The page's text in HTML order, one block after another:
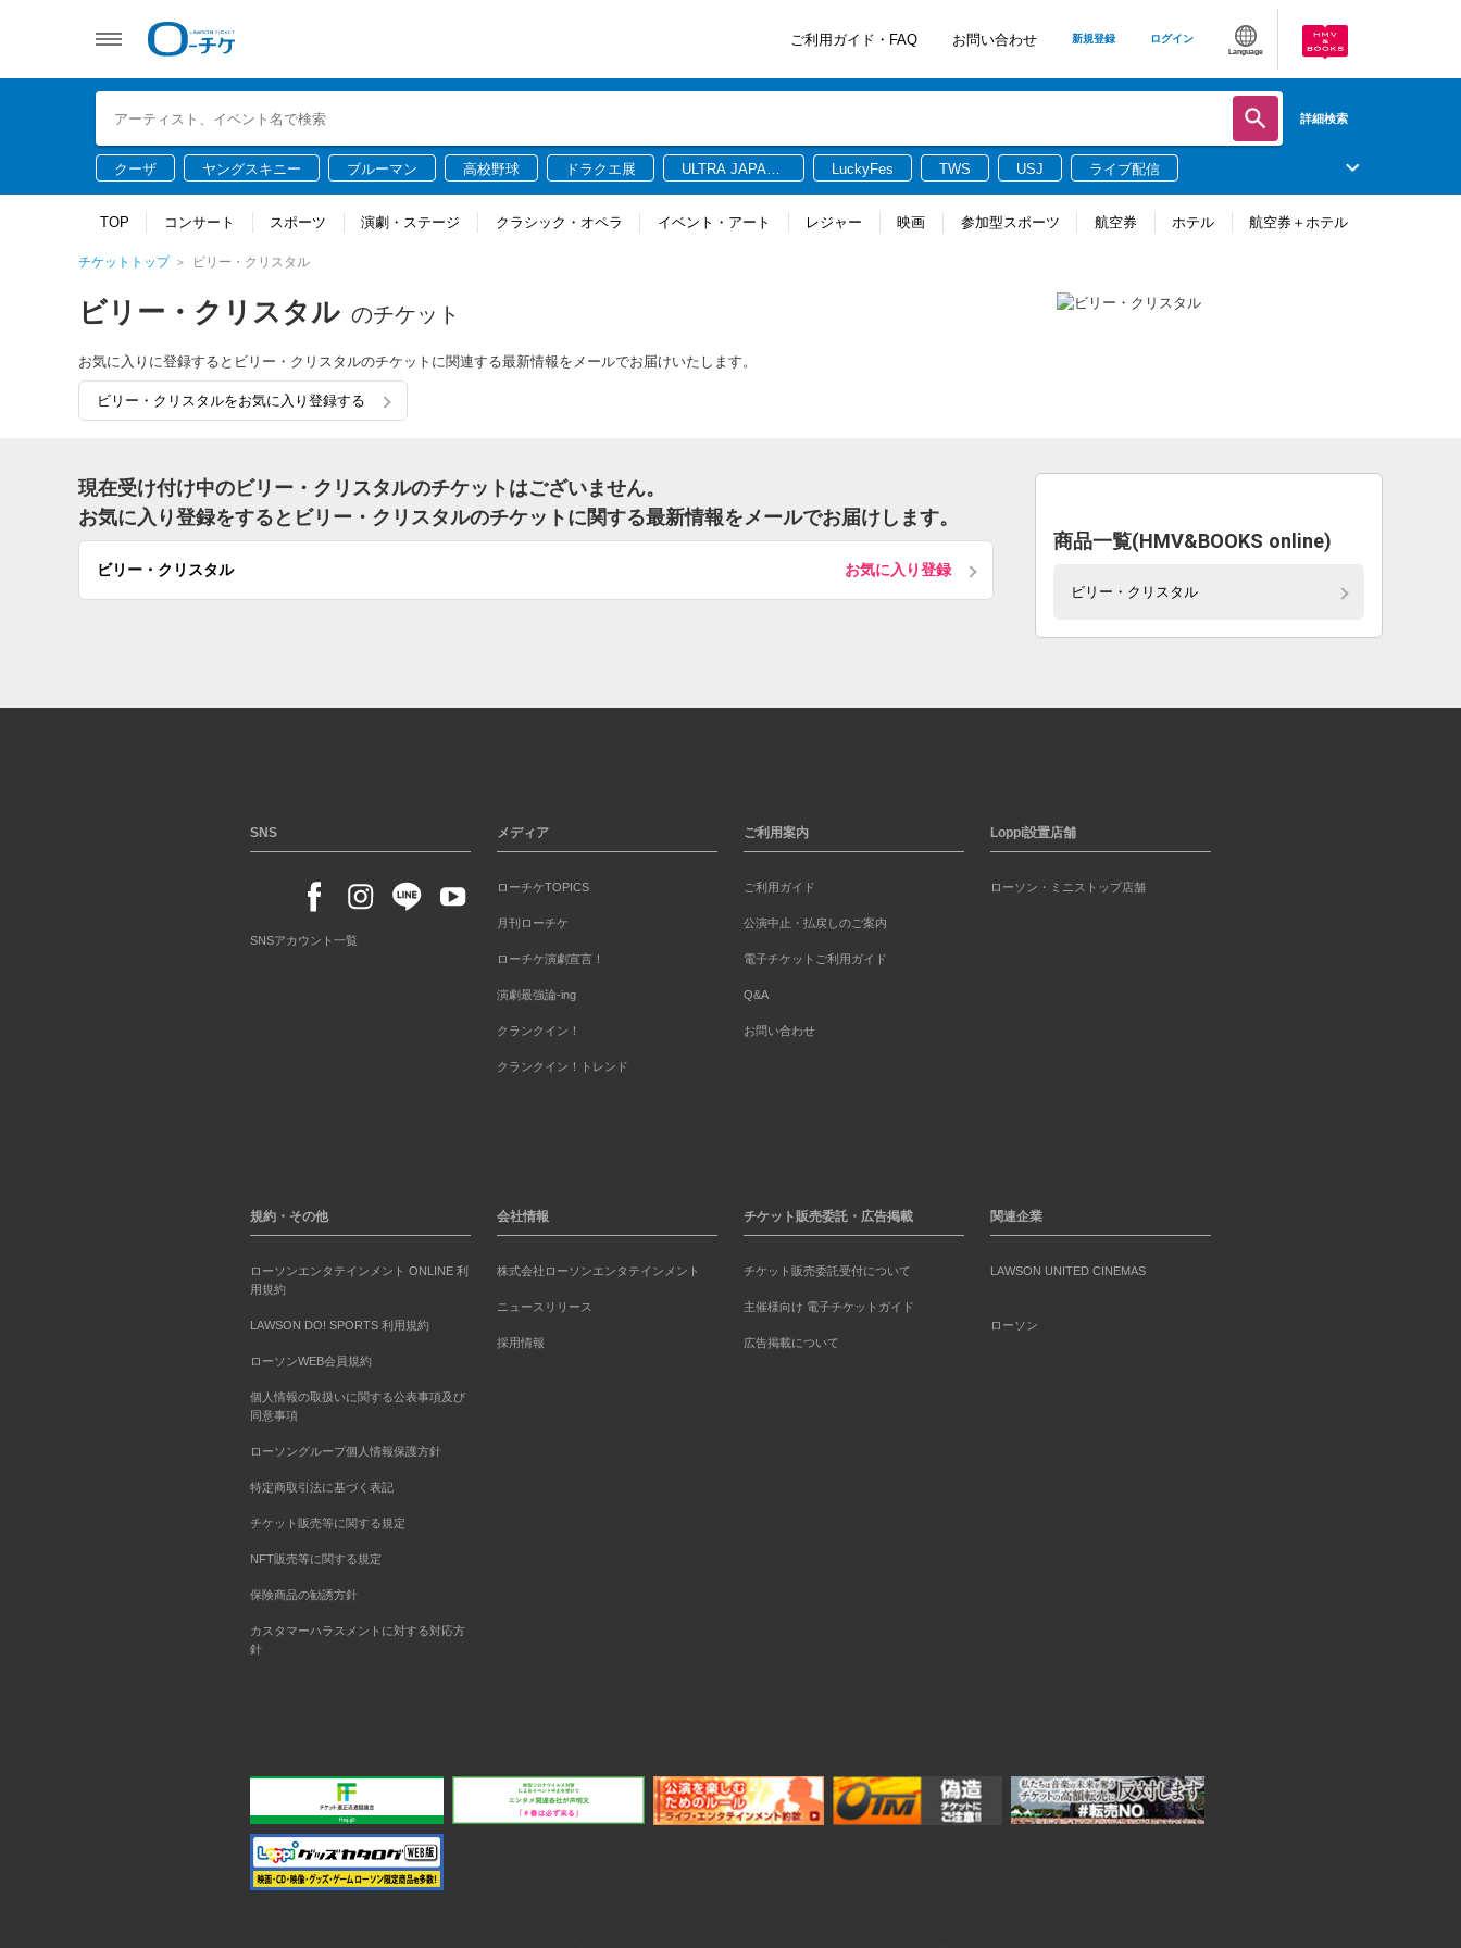
ご利用ガイド・FAQ お問い合わせ 新規登録 ログイン
Language
詳細検索
クーザ ヤングスキニー ブルーマン 高校野球 ドラクエ展
ULTRA JAPAN
LuckyFes TWS USJ ライブ配信
TOP コンサート スポーツ 演劇・ステージ クラシック・オペラ イベント・アート レジャー 映画 参加型スポーツ 航空券 ホテル 航空券＋ホテル
チケットトップ ビリー・クリスタル
ビリー・クリスタル のチケット
お気に入りに登録するとビリー・クリスタルのチケットに関連する最新情報をメールでお届けいたします。
ビリー・クリスタルをお気に入り登録する
現在受け付け中のビリー・クリスタルのチケットはございません。
お気に入り登録をするとビリー・クリスタルのチケットに関する最新情報をメールでお届けします。
ビリー・クリスタル お気に入り登録
商品一覧(HMV&BOOKS online)
ビリー・クリスタル
SNS
SNSアカウント一覧
メディア
ローチケTOPICS
月刊ローチケ
ローチケ演劇宣言！
演劇最強論-ing
クランクイン！
クランクイン！トレンド
ご利用案内
ご利用ガイド
公演中止・払戻しのご案内
電子チケットご利用ガイド
Q&A
お問い合わせ
Loppi設置店舗
ローソン・ミニストップ店舗
規約・その他
ローソンエンタテインメント ONLINE 利
用規約
LAWSON DO! SPORTS 利用規約
ローソンWEB会員規約
個人情報の取扱いに関する公表事項及び
同意事項
ローソングループ個人情報保護方針
特定商取引法に基づく表記
チケット販売等に関する規定
NFT販売等に関する規定
保険商品の勧誘方針
カスタマーハラスメントに対する対応方
針
会社情報
株式会社ローソンエンタテインメント
ニュースリリース
採用情報
チケット販売委託・広告掲載
チケット販売委託受付について
主催様向け 電子チケットガイド
広告掲載について
関連企業
LAWSON UNITED CINEMAS
ローソン